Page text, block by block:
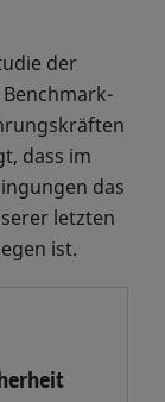
die
der
Benchmark-
dass im
das
letzten
ist.